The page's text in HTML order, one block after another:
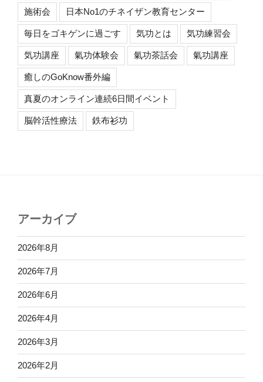
施術会 日本No1のチネイザン教育センター
毎日をゴキゲンに過ごす 気功とは 気功練習会
気功講座 氣功体験会 氣功茶話会 氣功講座
癒しのGoKnow番外編
真夏のオンライン連続6日間イベント
脳幹活性療法 鉄布衫功
アーカイブ
2026年8月
2026年7月
2026年6月
2026年4月
2026年3月
2026年2月